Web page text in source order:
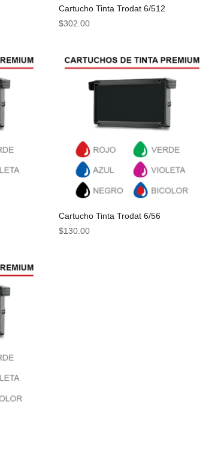
Cartucho Tinta Trodat 6/512
$302.00
Cartucho Tinta Trodat 6/56
$130.00